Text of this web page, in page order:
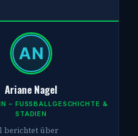
Ariane Nagel
– FUSSBALLGESCHICHTE & S
TADIEN
berichtet über